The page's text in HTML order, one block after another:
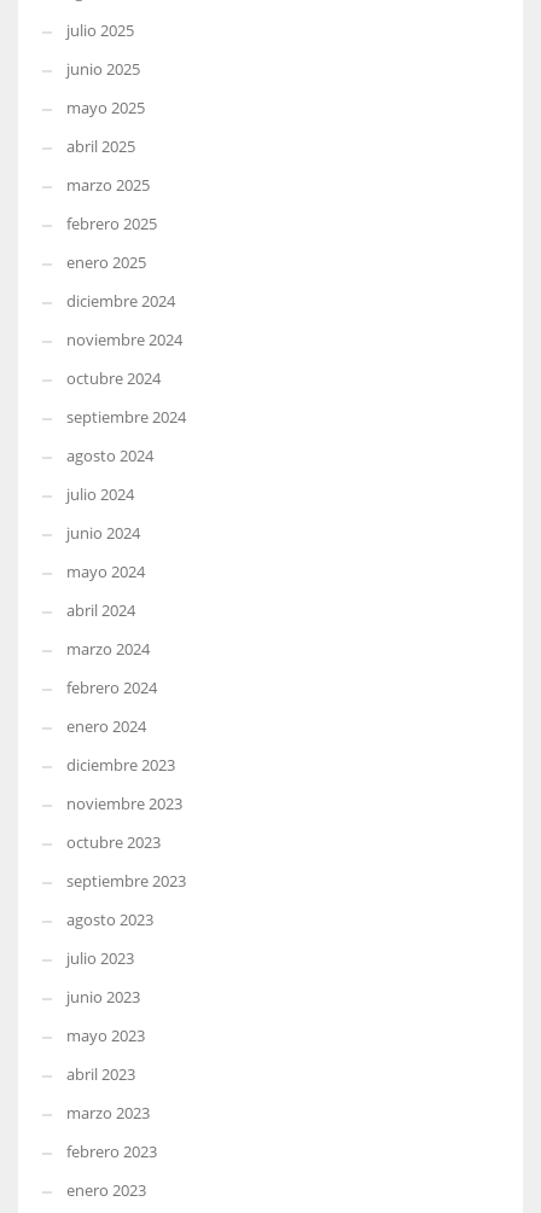
julio 2025
junio 2025
mayo 2025
abril 2025
marzo 2025
febrero 2025
enero 2025
diciembre 2024
noviembre 2024
octubre 2024
septiembre 2024
agosto 2024
julio 2024
junio 2024
mayo 2024
abril 2024
marzo 2024
febrero 2024
enero 2024
diciembre 2023
noviembre 2023
octubre 2023
septiembre 2023
agosto 2023
julio 2023
junio 2023
mayo 2023
abril 2023
marzo 2023
febrero 2023
enero 2023